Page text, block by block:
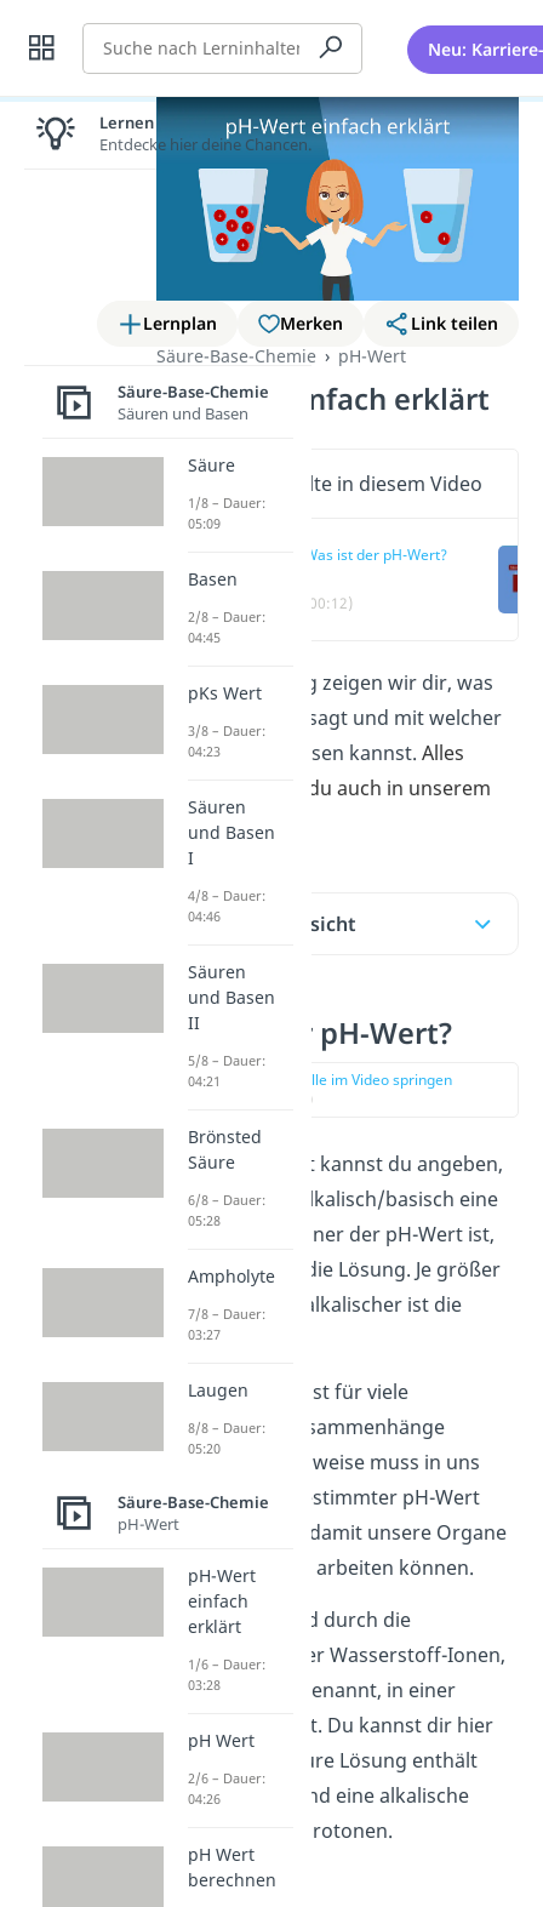
Suche Neu:
Lernplan Merken
Link teilen
Säure-Base-Chemie
pH-Wert
pH-Wert einfach erklärt
Wichtige Inhalte in diesem Video
Was ist der pH-Wert?
(00:12)
In diesem Beitrag zeigen wir dir, was
der pH-Wert aussagt und mit welcher
Skala du ihn messen kannst. Alles
wichtige findest du auch in unserem
Video !
Inhaltsübersicht
Was ist der pH-Wert?
zur Stelle im Video springen
(00:12)
Mit dem pH-Wert kannst du angeben,
wie sauer oder alkalisch/basisch eine
Lösung ist. Je kleiner der pH-Wert ist,
desto saurer ist die Lösung. Je größer
der Wert, desto alkalischer ist die
Lösung.
Die Information ist für viele
verschiedene Zusammenhänge
wichtig. Beispielsweise muss in uns
Menschen ein bestimmter pH-Wert
vorhanden sein, damit unsere Organe
ordnungsgemäß arbeiten können.
Der pH-Wert wird durch die
Konzentration der Wasserstoff-Ionen,
auchProtonen
genannt, in einer
Lösung bestimmt. Du kannst dir hier
merken: Eine saure Lösung enthält
viele Protonen und eine alkalische
Lösung wenige Protonen.
Lernen lohnt sich!
Entdecke hier deine Chancen.
Säure-Base-Chemie
Säuren und Basen
Säure
1/8 – Dauer:
05:09
Basen
2/8 – Dauer:
04:45
pKs Wert
3/8 – Dauer:
04:23
Säuren
und Basen
I
4/8 – Dauer:
04:46
Säuren
und Basen
II
5/8 – Dauer:
04:21
Brönsted
Säure
6/8 – Dauer:
05:28
Ampholyte
7/8 – Dauer:
03:27
Laugen
8/8 – Dauer:
05:20
Säure-Base-Chemie
pH-Wert
pH-Wert
einfach
erklärt
1/6 – Dauer:
03:28
pH Wert
2/6 – Dauer:
04:26
pH Wert
berechnen